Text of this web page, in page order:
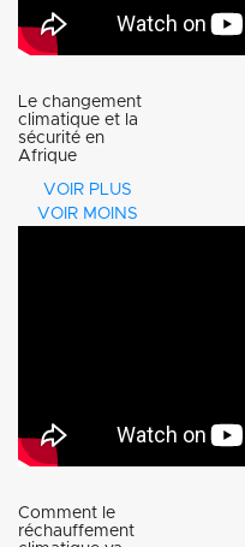
Le changement
climatique et la
sécurité en
Afrique
VOIR PLUS
VOIR MOINS
Comment le
réchauffement